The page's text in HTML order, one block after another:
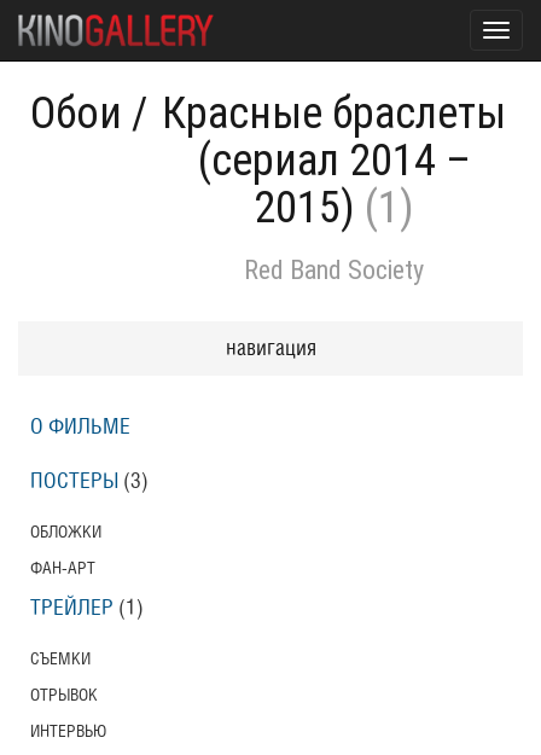
Обои / Красные браслеты
(сериал 2014 –
2015) (1)
Red Band Society
навигация
О ФИЛЬМЕ
ПОСТЕРЫ (3)
ОБЛОЖКИ
ФАН-АРТ
ТРЕЙЛЕР (1)
СЪЕМКИ
ОТРЫВОК
ИНТЕРВЬЮ